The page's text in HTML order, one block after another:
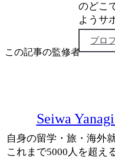
のどこ
ようサ
プロ
この記事の監修者
Seiwa
自身の留学・旅・海外
これまで5000人を超え